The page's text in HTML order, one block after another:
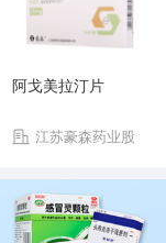
阿戈美拉汀片
江苏豪森药业股